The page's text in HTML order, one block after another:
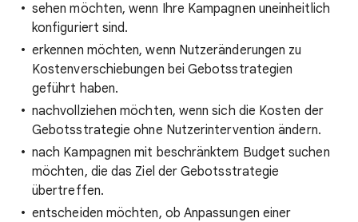
sehen möchten, wenn Ihre Kampagnen uneinheitlich
konfiguriert sind.
erkennen möchten, wenn Nutzeränderungen zu
Kostenverschiebungen bei Gebotsstrategien
geführt haben.
nachvollziehen möchten, wenn sich die Kosten der
Gebotsstrategie ohne Nutzerintervention ändern.
nach Kampagnen mit beschränktem Budget suchen
möchten, die das Ziel der Gebotsstrategie
übertreffen.
entscheiden möchten, ob Anpassungen einer